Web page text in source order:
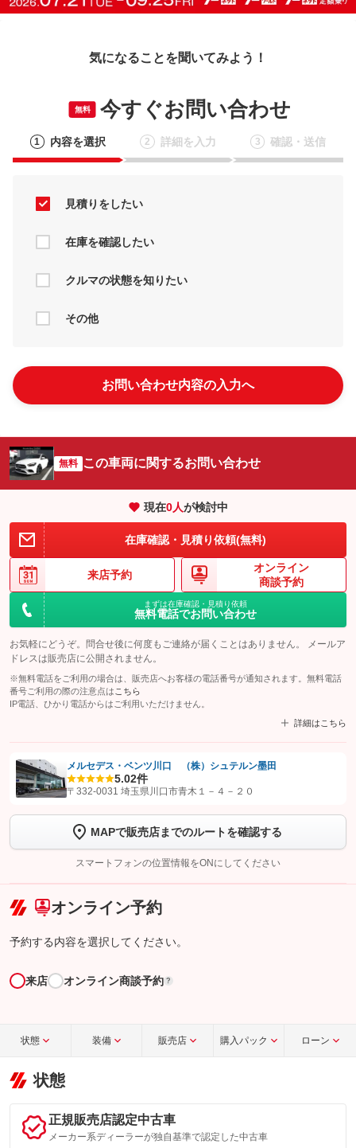
気になることを聞いてみよう！
無料 今すぐお問い合わせ
1 内容を選択 2 詳細を入力 3 確認・送信
見積りをしたい
在庫を確認したい
クルマの状態を知りたい
その他
お問い合わせ内容の入力へ
無料 この車両に関するお問い合わせ
現在0人が検討中
在庫確認・見積り依頼(無料)
来店予約
オンライン
商談予約
まずは在庫確認・見積り依頼
無料電話でお問い合わせ
お気軽にどうぞ。問合せ後に何度もご連絡が届くことはありません。 メールア
ドレスは販売店に公開されません。
※無料電話をご利用の場合は、販売店へお客様の電話番号が通知されます。無料電話
番号ご利用の際の注意点は こちら
IP電話、ひかり電話からはご利用いただけません。
詳細はこちら
【STEP1】認証画面でグーネットを友だち追加してから「許可する」ボタンを押
トーク画面で
ボタンをタップして問い合わせを
完了してください。
こちら
メルセデス・ベンツ川口 （株）シュテルン墨田
5.02件
〒332-0031 埼玉県川口市青木１－４－２０
MAPで販売店までのルートを確認する
スマートフォンの位置情報をONにしてください
オンライン予約
予約する内容を選択してください。
来店 オンライン商談予約 ?
状態 装備 販売店 購入パック ローン
状態
正規販売店認定中古車
メーカー系ディーラーが独自基準で認定した中古車